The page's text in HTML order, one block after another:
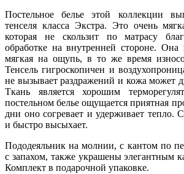
Постельное белье этой коллекции
тенселя класса Экстра. Это очень
которая не скользит по матрасу
обработке на внутренней стороне. Она
мягкая на ощупь, в то же время
Тенсель гигроскопичен и
не вызывает раздражений и кожа может
Ткань является хорошим
постельном белье ощущается приятная
дни оно согревает и удерживает тепло.
и быстро высыхает.
Пододеяльник на молнии, с кантом по
с запахом, также украшены элегантным
Комплект в подарочной упаковке.